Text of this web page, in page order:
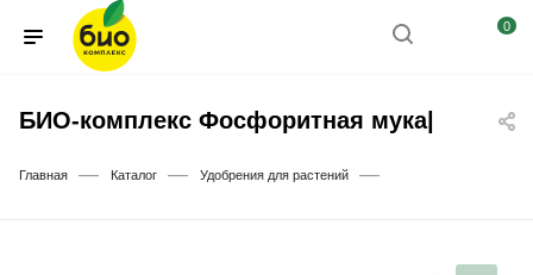
0
БИО-комплекс Фосфоритная мука|
Главная — Каталог — Удобрения для растений —